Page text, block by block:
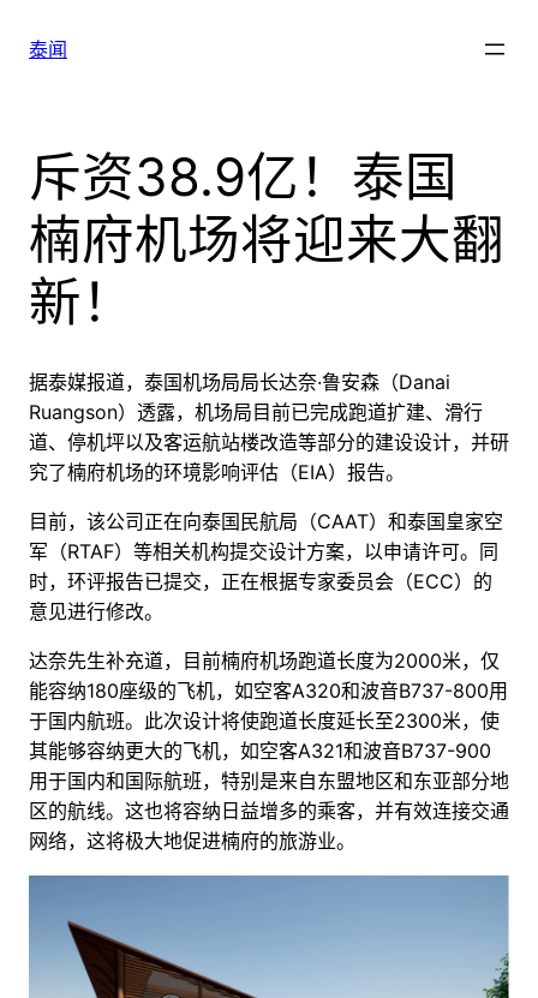
泰闻
斥资38.9亿！泰国
楠府机场将迎来大翻
新！
据泰媒报道，泰国机场局局长达奈·鲁安森（Danai
Ruangson）透露，机场局目前已完成跑道扩建、滑行
道、停机坪以及客运航站楼改造等部分的建设设计，并研
究了楠府机场的环境影响评估（EIA）报告。
目前，该公司正在向泰国民航局（CAAT）和泰国皇家空
军（RTAF）等相关机构提交设计方案，以申请许可。同
时，环评报告已提交，正在根据专家委员会（ECC）的
意见进行修改。
达奈先生补充道，目前楠府机场跑道长度为2000米，仅
能容纳180座级的飞机，如空客A320和波音B737-800用
于国内航班。此次设计将使跑道长度延长至2300米，使
其能够容纳更大的飞机，如空客A321和波音B737-900
用于国内和国际航班，特别是来自东盟地区和东亚部分地
区的航线。这也将容纳日益增多的乘客，并有效连接交通
网络，这将极大地促进楠府的旅游业。